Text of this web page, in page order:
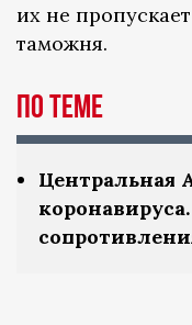
их не
таможня.
По теме
Центральная